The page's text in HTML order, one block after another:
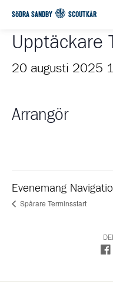
SÖDRA SANDBY SCOUTKÅR
Upptäckare
20 augusti 2025
Arrangör
Evenemang
Spårare Terminsstart